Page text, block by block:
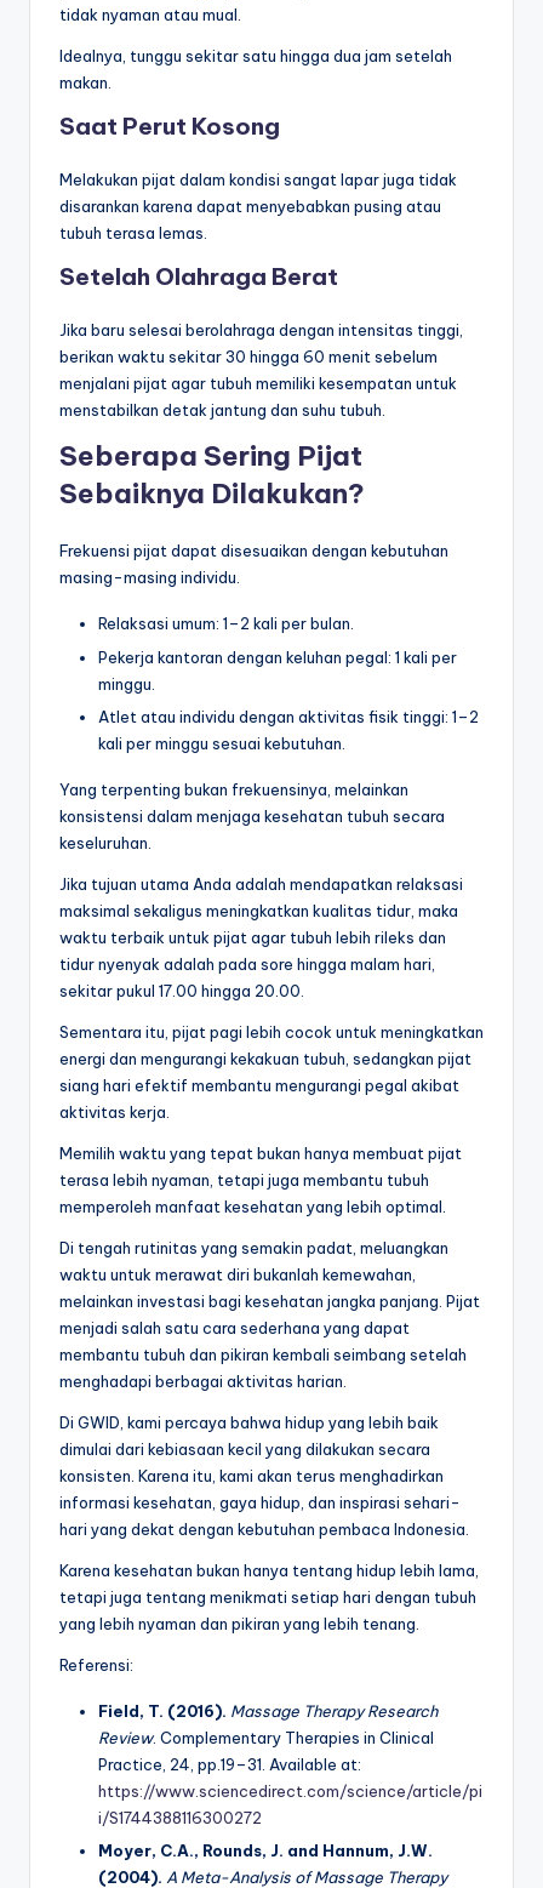
tidak nyaman atau mual.
Idealnya, tunggu sekitar satu hingga dua jam setelah
makan.
Saat Perut Kosong
Melakukan pijat dalam kondisi sangat lapar juga tidak
disarankan karena dapat menyebabkan pusing atau
tubuh terasa lemas.
Setelah Olahraga Berat
Jika baru selesai berolahraga dengan intensitas tinggi,
berikan waktu sekitar 30 hingga 60 menit sebelum
menjalani pijat agar tubuh memiliki kesempatan untuk
menstabilkan detak jantung dan suhu tubuh.
Seberapa Sering Pijat
Sebaiknya Dilakukan?
Frekuensi pijat dapat disesuaikan dengan kebutuhan
masing-masing individu.
Relaksasi umum: 1–2 kali per bulan.
Pekerja kantoran dengan keluhan pegal: 1 kali per
minggu.
Atlet atau individu dengan aktivitas fisik tinggi: 1–2
kali per minggu sesuai kebutuhan.
Yang terpenting bukan frekuensinya, melainkan
konsistensi dalam menjaga kesehatan tubuh secara
keseluruhan.
Jika tujuan utama Anda adalah mendapatkan relaksasi
maksimal sekaligus meningkatkan kualitas tidur, maka
waktu terbaik untuk pijat agar tubuh lebih rileks dan
tidur nyenyak adalah pada sore hingga malam hari,
sekitar pukul 17.00 hingga 20.00.
Sementara itu, pijat pagi lebih cocok untuk meningkatkan
energi dan mengurangi kekakuan tubuh, sedangkan pijat
siang hari efektif membantu mengurangi pegal akibat
aktivitas kerja.
Memilih waktu yang tepat bukan hanya membuat pijat
terasa lebih nyaman, tetapi juga membantu tubuh
memperoleh manfaat kesehatan yang lebih optimal.
Di tengah rutinitas yang semakin padat, meluangkan
waktu untuk merawat diri bukanlah kemewahan,
melainkan investasi bagi kesehatan jangka panjang. Pijat
menjadi salah satu cara sederhana yang dapat
membantu tubuh dan pikiran kembali seimbang setelah
menghadapi berbagai aktivitas harian.
Di GWID, kami percaya bahwa hidup yang lebih baik
dimulai dari kebiasaan kecil yang dilakukan secara
konsisten. Karena itu, kami akan terus menghadirkan
informasi kesehatan, gaya hidup, dan inspirasi sehari-
hari yang dekat dengan kebutuhan pembaca Indonesia.
Karena kesehatan bukan hanya tentang hidup lebih lama,
tetapi juga tentang menikmati setiap hari dengan tubuh
yang lebih nyaman dan pikiran yang lebih tenang.
Referensi:
Field, T. (2016). Massage Therapy Research
Review. Complementary Therapies in Clinical
Practice, 24, pp.19–31. Available at:
https://www.sciencedirect.com/science/article/pi
i/S1744388116300272
Moyer, C.A., Rounds, J. and Hannum, J.W.
(2004). A Meta-Analysis of Massage Therapy